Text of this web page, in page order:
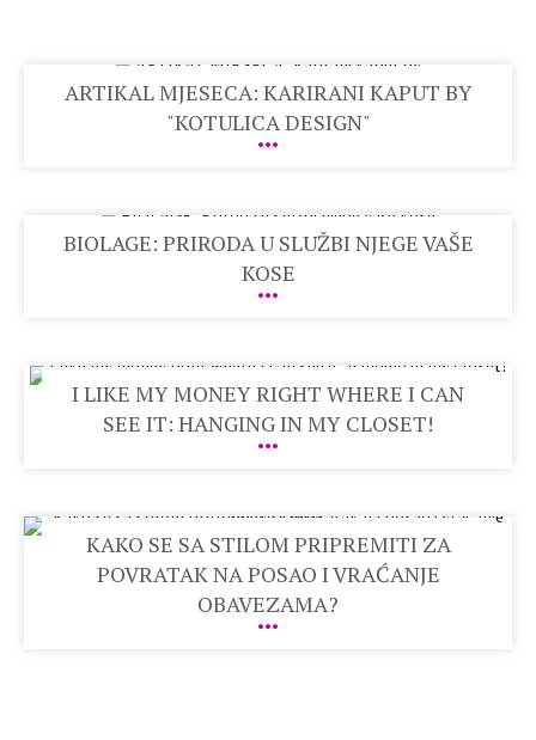
ARTIKAL MJESECA: KARIRANI KAPUT BY
"KOTULICA DESIGN"
BIOLAGE: PRIRODA U SLUŽBI NJEGE VAŠE
KOSE
I LIKE MY MONEY RIGHT WHERE I CAN
SEE IT: HANGING IN MY CLOSET!
KAKO SE SA STILOM PRIPREMITI ZA
POVRATAK NA POSAO I VRAĆANJE
OBAVEZAMA?